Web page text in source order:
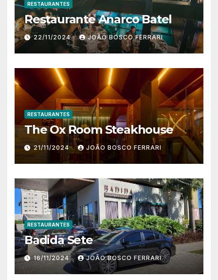
RESTAURANTES
Restaurante Anarco Batel
22/11/2024 JOÃO BOSCO FERRARI
RESTAURANTES
The Ox Room Steakhouse
21/11/2024 JOÃO BOSCO FERRARI
RESTAURANTES
Badida Sete
16/11/2024 JOÃO BOSCO FERRARI